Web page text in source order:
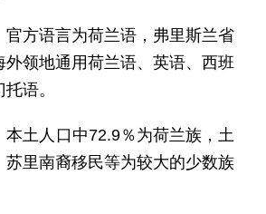
官方语言为荷兰语，弗里斯兰省
外领地通用荷兰语、英语、西班
语。
本土人口中72.9％为荷兰族，土
苏里南裔移民等为较大的少数族